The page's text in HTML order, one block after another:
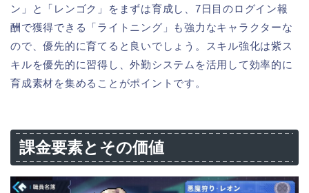
ン」と「レンゴク」をまずは育成し、7日目のログイン報
酬で獲得できる「ライトニング」も強力なキャラクターな
ので、優先的に育てると良いでしょう。スキル強化は紫ス
キルを優先的に習得し、外勤システムを活用して効率的に
育成素材を集めることがポイントです。
課金要素とその価値